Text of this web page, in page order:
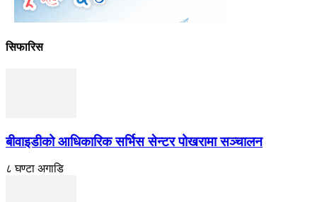
सिफारिस
बीवाइडीको आधिकारिक सर्भिस सेन्टर पोखरामा सञ्चालन
८ घण्टा अगाडि